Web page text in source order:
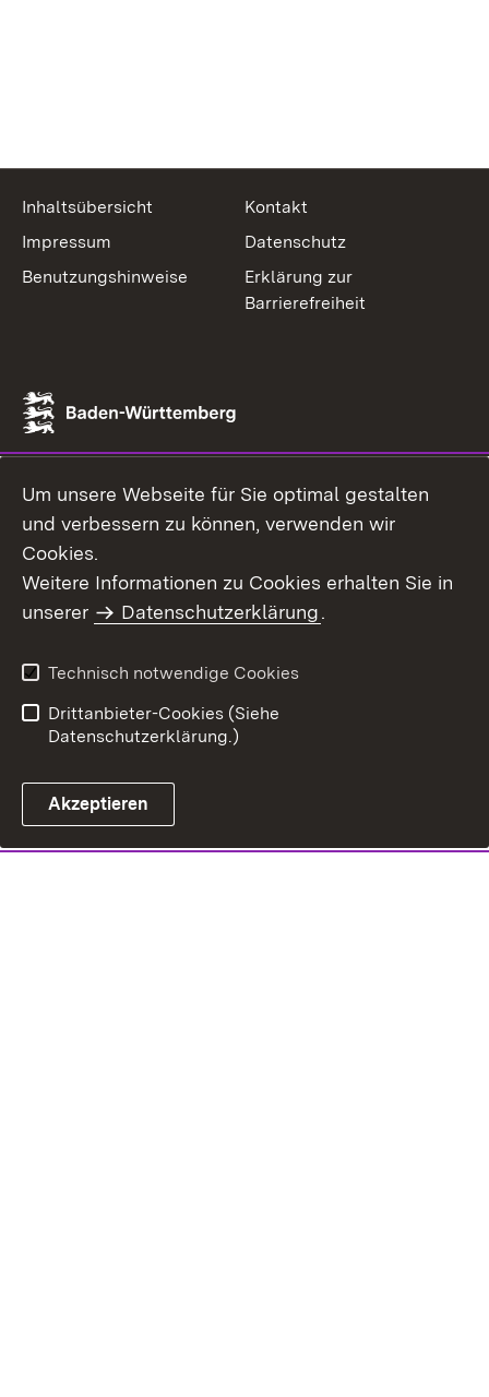
Inhaltsübersicht
Kontakt
Impressum
Datenschutz
Benutzungshinweise
Erklärung zur
Barrierefreiheit
Um unsere Webseite für Sie optimal gestalten
und verbessern zu können, verwenden wir
Cookies.
Weitere Informationen zu Cookies erhalten Sie in
unserer
Datenschutzerklärung.
Technisch notwendige Cookies
Drittanbieter-Cookies (Siehe
Datenschutzerklärung.)
Akzeptieren